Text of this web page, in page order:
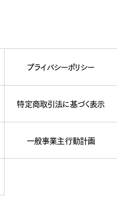
プライバシーポリシー
特定商取引法に基づく表示
一般事業主行動計画